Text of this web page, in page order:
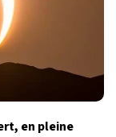
en pleine